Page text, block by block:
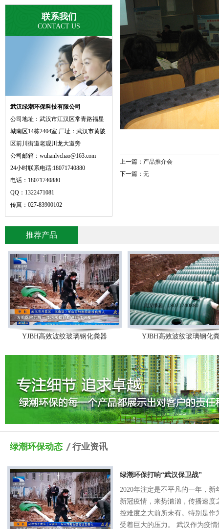
联系我们
CONTACT US
武汉绿潮环保科技有限公司
公司地址：武汉市江汉区常青路福星
城南区14栋2404室 厂址：武汉市黄陂
区前川街道老观川龙大道旁
公司邮箱：wuhanlvchao@163.com
24小时联系电话:18071740880
电话：18071740880
QQ：1322471081
传真：027-83900102
上一篇： 产品推介会
下一篇：无
推荐产品
YJBH高效波纹玻璃钢化粪器 YJBH高效波纹玻璃钢化
绿潮环保动态 行业资讯
绿潮环保打响“武汉保卫战”
2020年注定是不平凡的一年，
新冠疫情，来势汹汹，传播速度
控难度之大前所未有。特别是作
受着巨大的压力。 武汉作为疫